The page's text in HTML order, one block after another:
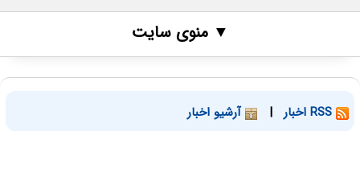
▼ منوی سایت
| آرشیو اخبار